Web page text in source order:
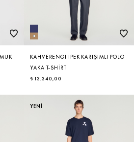
KAHVERENGI İPEK KARIŞIMLI POLO
YAKA T-SHIRT
₺ 13.340,00
YENİ